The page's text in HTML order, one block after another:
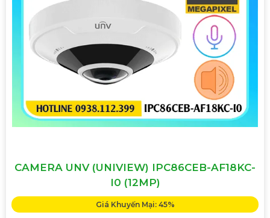
CAMERA UNV (UNIVIEW) IPC86CEB-AF18KC-
I0 (12MP)
Giá Khuyến Mại: 45%